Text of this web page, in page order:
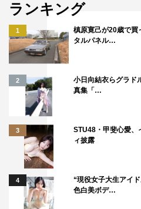
ランキング
1
槙原寛己が20歳で買
タルパネル…
2
小日向結衣らグラド
真集「…
3
STU48・甲斐心愛、
ィ披露
4
“現役女子大生アイ
色白美ボデ…